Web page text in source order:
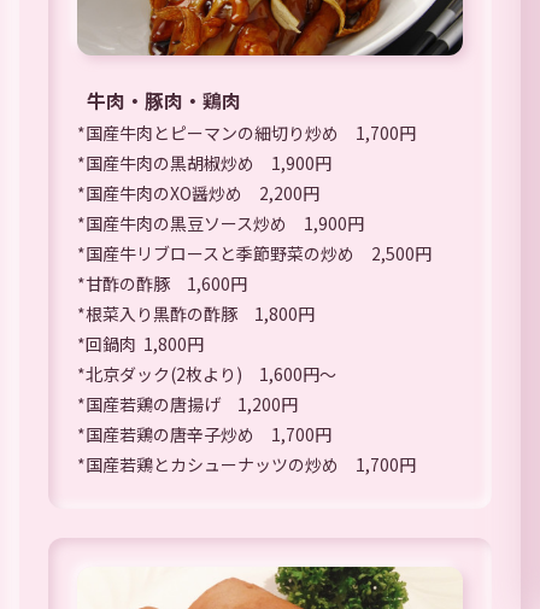
牛肉・豚肉・鶏肉
*国産牛肉とピーマンの細切り炒め 1,700円
*国産牛肉の黒胡椒炒め 1,900円
*国産牛肉のXO醤炒め 2,200円
*国産牛肉の黒豆ソース炒め 1,900円
*国産牛リブロースと季節野菜の炒め 2,500円
*甘酢の酢豚 1,600円
*根菜入り黒酢の酢豚 1,800円
*回鍋肉 1,800円
*北京ダック(2枚より) 1,600円〜
*国産若鶏の唐揚げ 1,200円
*国産若鶏の唐辛子炒め 1,700円
*国産若鶏とカシューナッツの炒め 1,700円